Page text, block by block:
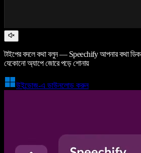
টাইপের বদলে কথা বলুন — Speechify আপনার কথা
যেকোনো অ্যাপে জোরে পড়ে শোনায়
উইন্ডোজ-এ ডাউনলোড করুন